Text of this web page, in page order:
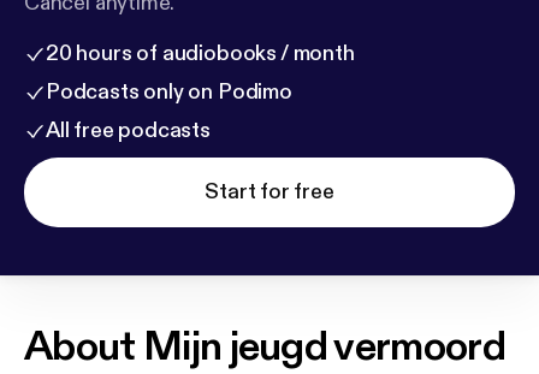
20 hours of audiobooks / month
Podcasts only on Podimo
All free podcasts
Start for free
About Mijn jeugd vermoord